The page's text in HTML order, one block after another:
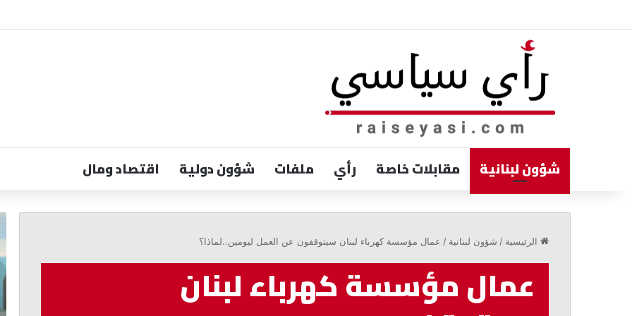
شؤون لبنانية مقابلات خاصة رأي ملفات شؤون دولية اقتصاد ومال
الرئيسية / شؤون لبنانية / عمال مؤسسة كهرباء لبنان سيتوقفون عن العمل ليومين..لماذا؟
عمال مؤسسة كهرباء لبنان
خيارات
الرئيس
السيادية
حول
الدولة
لمواجهة